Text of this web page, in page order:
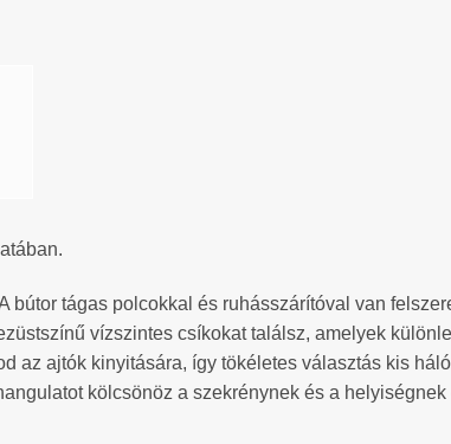
tágas polcokkal és ruhásszárítóval van
vízszintes csíkokat találsz, amelyek
az ajtók kinyitására, így tökéletes választás kis
kölcsönöz a szekrénynek és a helyiségnek